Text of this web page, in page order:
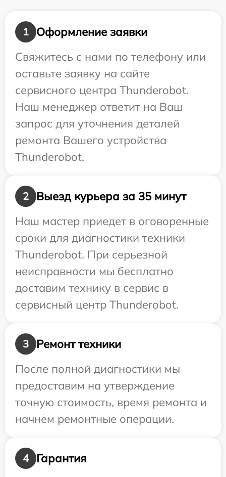
1
Оформление заявки
Свяжитесь с нами по телефону или
оставьте заявку на сайте
сервисного центра Thunderobot.
Наш менеджер ответит на Ваш
запрос для уточнения деталей
ремонта Вашего устройства
Thunderobot.
2
Выезд курьера за 35 минут
Наш мастер приедет в оговоренные
сроки для диагностики техники
Thunderobot. При серьезной
неисправности мы бесплатно
доставим технику в сервис в
сервисный центр Thunderobot.
3
Ремонт техники
После полной диагностики мы
предоставим на утверждение
точную стоимость, время ремонта и
начнем ремонтные операции.
4
Гарантия